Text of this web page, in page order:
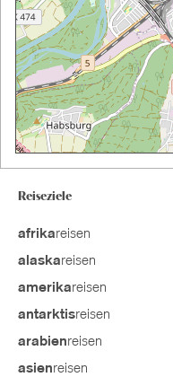
Reiseziele
afrikareisen
alaskareisen
amerikareisen
antarktisreisen
arabienreisen
asienreisen